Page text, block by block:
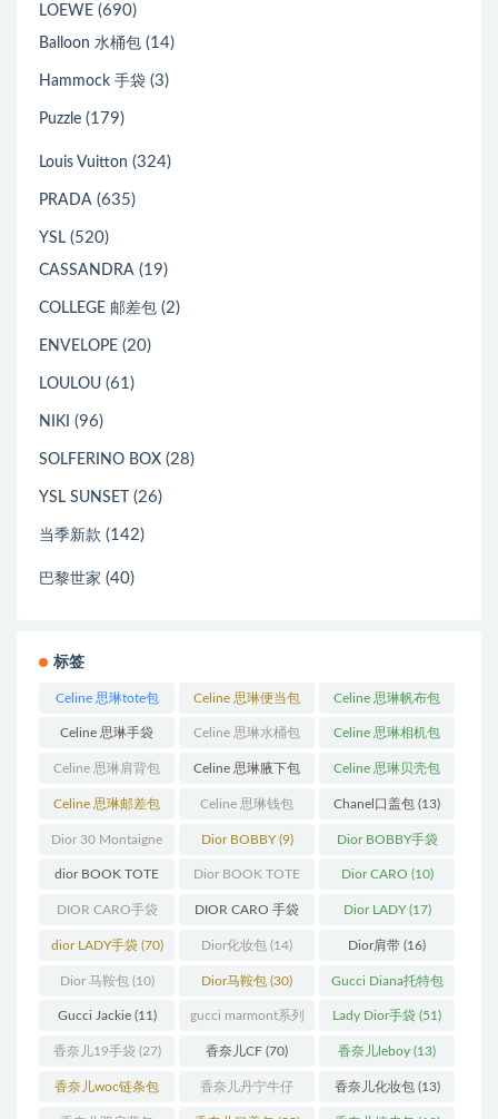
LOEWE (690)
Balloon 水桶包 (14)
Hammock 手袋 (3)
Puzzle (179)
Louis Vuitton (324)
PRADA (635)
YSL (520)
CASSANDRA (19)
COLLEGE 邮差包 (2)
ENVELOPE (20)
LOULOU (61)
NIKI (96)
SOLFERINO BOX (28)
YSL SUNSET (26)
当季新款 (142)
巴黎世家 (40)
标签
Celine 思琳tote包
(23)
Celine 思琳便当包
(14)
Celine 思琳帆布包
(18)
Celine 思琳手袋
(250)
Celine 思琳水桶包
(55)
Celine 思琳相机包
(11)
Celine 思琳肩背包
(12)
Celine 思琳腋下包
(10)
Celine 思琳贝壳包
(12)
Celine 思琳邮差包
(13)
Celine 思琳钱包
(10)
Chanel口盖包 (13)
Dior 30 Montaigne
蒙田(31)
Dior BOBBY(9) Dior BOBBY手袋
(26)
dior BOOK TOTE
(12)
Dior BOOK TOTE
手袋(163)
Dior CARO (10)
DIOR CARO手袋
(11)
DIOR CARO 手袋
(31)
Dior LADY(17)
dior LADY手袋(70) Dior化妆包 (14) Dior肩带 (16)
Dior 马鞍包(10) Dior马鞍包 (30) Gucci Diana托特包
(11)
Gucci Jackie(11) gucci marmont系列
(19)
Lady Dior手袋 (51)
香奈儿19手袋 (27) 香奈儿CF (70) 香奈儿leboy (13)
香奈儿woc链条包 香奈儿丹宁牛仔 香奈儿化妆包(13)